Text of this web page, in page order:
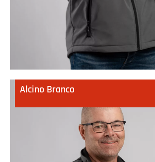
Alcino Branco